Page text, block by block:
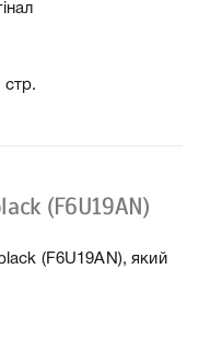
стр.
(F6U19AN)
(F6U19AN), який